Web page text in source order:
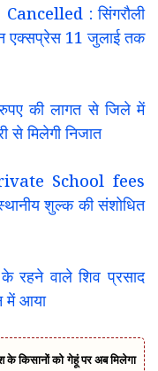
: सिंगरौली
एक्सप्रेस 11 जुलाई तक
की लागत से जिले में
से मिलेगी निजात
School fees
शुल्क की संशोधित
वाले शिव प्रसाद
में आया
किसानों को गेहूं पर अब मिलेगा